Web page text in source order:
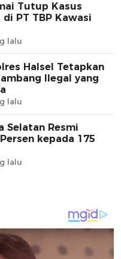
Tutup Kasus
PT TBP Kawasi
lalu
Halsel Tetapkan
Ilegal yang
lalu
Selatan Resmi
kepada 175
lalu